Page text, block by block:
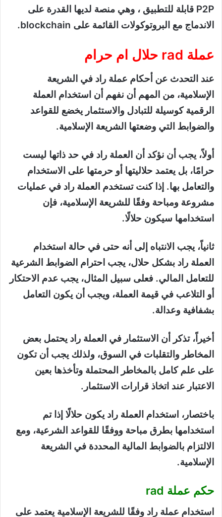
P2P قابلة للتطبيق ، وهي منصة لديها القدرة على
الاندماج مع البروتوكولات القائمة على blockchain.
عملة rad حلال ام حرام
عند التحدث عن أحكام عملة راد في الشريعة
الإسلامية، من المهم أن نفهم أن استخدام العملة
الرقمية كوسيلة للتبادل والاستثمار يخضع للقواعد
والضوابط التي وضعتها الشريعة الإسلامية.
أولاً، يجب أن نؤكد أن العملة راد في حد ذاتها ليست
حرامًا، بل يعتمد حلاليتها أو حرمتها على الاستخدام
والتعامل بها. إذا كنت تستخدم العملة راد في عمليات
مشروعة ومباحة وفقًا للشريعة الإسلامية، فإن
استخدامها سيكون حلالًا.
ثانياً، يجب الانتباه إلى أنه حتى في حالة استخدام
العملة راد بشكل حلال، يجب احترام الضوابط الشرعية
للتعامل المالي. فعلى سبيل المثال، يجب عدم الاحتكار
أو التلاعب في قيمة العملة، ويجب أن يكون التعامل
بشفافية وعدالة.
أخيراً، تذكر أن الاستثمار في العملة راد يحتمل بعض
المخاطر والتقلبات في السوق، ولذلك يجب أن تكون
على علم كامل بالمخاطر المحتملة وتأخذها بعين
الاعتبار عند اتخاذ قرارات الاستثمار.
باختصار، استخدام العملة راد يكون حلالًا إذا تم
استخدامها بطرق مباحة ووفقًا للقواعد الشرعية، ومع
الالتزام بالضوابط المالية المحددة في الشريعة
الإسلامية.
حكم عملة rad
استخدام عملة راد وفقًا للشريعة الإسلامية يعتمد على